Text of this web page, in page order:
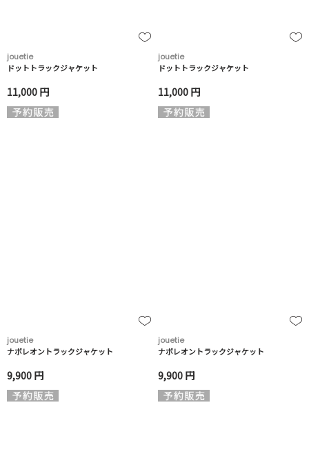
jouetie
ドットトラックジャケット
11,000 円
jouetie
ドットトラックジャケット
11,000 円
jouetie
ナポレオントラックジャケット
9,900 円
jouetie
ナポレオントラックジャケット
9,900 円